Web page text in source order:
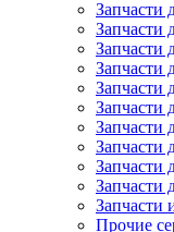
Запчасти
Запчасти
Запчасти
Запчасти
Запчасти
Запчасти
Запчасти
Запчасти
Запчасти
Запчасти
Запчасти
Прочие